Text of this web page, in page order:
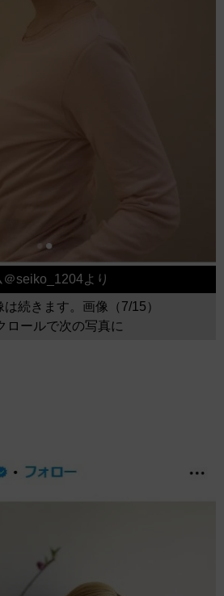
seiko_1204より
は続きます。画像（7/15）
ロールで次の写真に